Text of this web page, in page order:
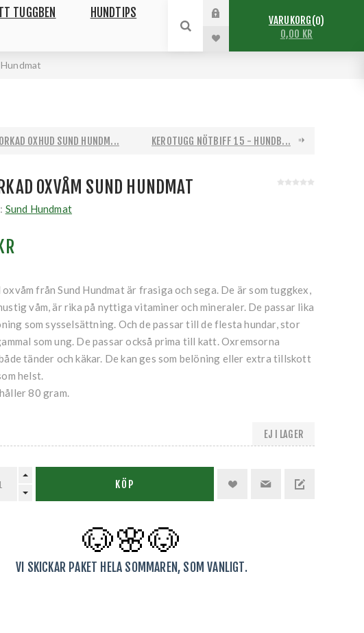
TUGGBEN
HUNDTIPS
VARUKORG 0
0,00 KR
OXHUD SUND HUNDM... KEROTUGG NÖTBIFF 15 - HUNDB...
OXVÅM SUND HUNDMAT
Sund Hundmat
från Sund Hundmat är frasiga och sega. De är som tuggkex,
våm, är rika på nyttiga vitaminer och mineraler. De passar lika
som sysselsättning. Och de passar till de flesta hundar, stor
som ung. De passar också prima till katt. Oxremsorna
tänder och käkar. De kan ges som belöning eller extra tillskott
helst.
80 gram.
EJ I LAGER
KÖP
🐶🌸🐶
VI SKICKAR PAKET HELA SOMMAREN, SOM VANLIGT.